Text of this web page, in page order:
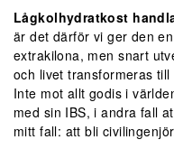
Lågkolhydratkost
är det därför vi ger den
extrakilona, men snart
och livet transformeras
Inte mot allt godis i
med sin IBS, i andra fall
mitt fall: att bli